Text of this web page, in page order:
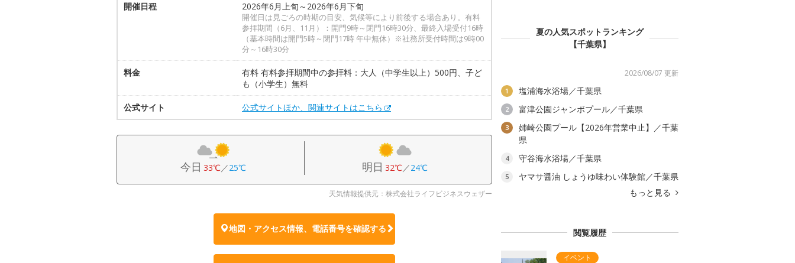
開催日程 2026年6月上旬～2026年6月下旬
開催日は見ごろの時期の目安、気候等により前後する場合あり。有料
参拝期間（6月、11月）：開門9時～閉門16時30分、最終入場受付16時
（基本時間は開門5時～閉門17時 年中無休）※社務所受付時間は9時00
分～16時30分
料金
有料 有料参拝期間中の参拝料：大人（中学生以上）500円、子ど
も（小学生）無料
公式サイト 公式サイトほか、関連サイトはこちら
今日 33℃／25℃ 明日 32℃／24℃
天気情報提供元：株式会社ライフビジネスウェザー
地図・アクセス情報、電話番号を確認する
夏の人気スポットランキング
【千葉県】
2026/08/07 更新
1 塩浦海水浴場／千葉県
2 富津公園ジャンボプール／千葉県
3
姉崎公園プール【2026年営業中止】／千葉
県
4 守谷海水浴場／千葉県
5
ヤマサ醤油 しょうゆ味わい体験館／千葉県
もっと見る
閲覧履歴